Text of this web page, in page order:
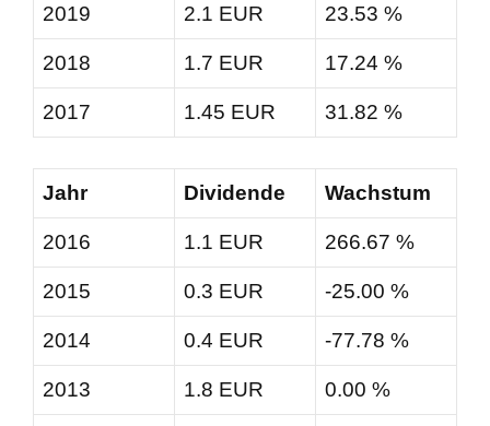
2019 2.1 EUR 23.53 %
2018 1.7 EUR 17.24 %
2017 1.45 EUR 31.82 %
Jahr Dividende Wachstum
2016 1.1 EUR 266.67 %
2015 0.3 EUR -25.00 %
2014 0.4 EUR -77.78 %
2013 1.8 EUR 0.00 %